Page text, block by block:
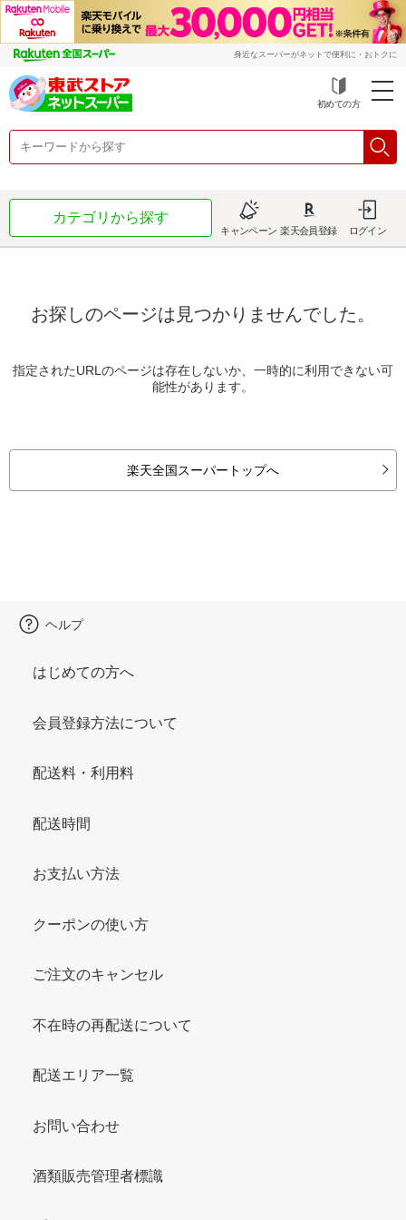
身近なスーパーがネットで便利に・おトクに
初めての方
カテゴリから探す
キャンペーン 楽天会員登録 ログイン
お探しのページは見つかりませんでした。
指定されたURLのページは存在しないか、一時的に利用できない可
能性があります。
楽天全国スーパートップへ
ヘルプ
はじめての方へ
会員登録方法について
配送料・利用料
配送時間
お支払い方法
クーポンの使い方
ご注文のキャンセル
不在時の再配送について
配送エリア一覧
お問い合わせ
酒類販売管理者標識